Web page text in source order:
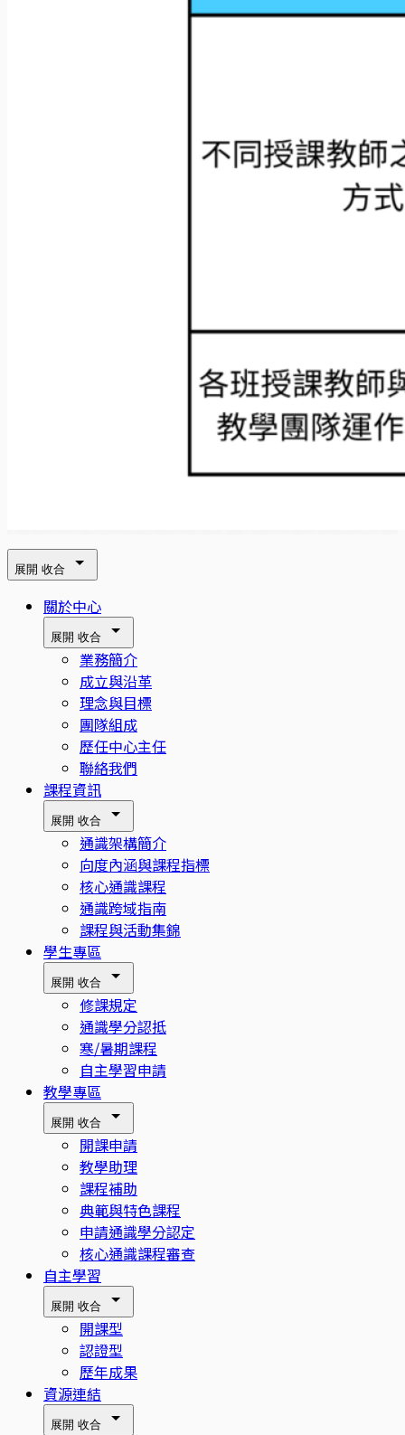
展開 收合
關於中心
展開 收合
業務簡介
成立與沿革
理念與目標
團隊組成
歷任中心主任
聯絡我們
課程資訊
展開 收合
通識架構簡介
向度內涵與課程指標
核心通識課程
通識跨域指南
課程與活動集錦
學生專區
展開 收合
修課規定
通識學分認抵
寒/暑期課程
自主學習申請
教學專區
展開 收合
開課申請
教學助理
課程補助
典範與特色課程
申請通識學分認定
核心通識課程審查
自主學習
展開 收合
開課型
認證型
歷年成果
資源連結
展開 收合